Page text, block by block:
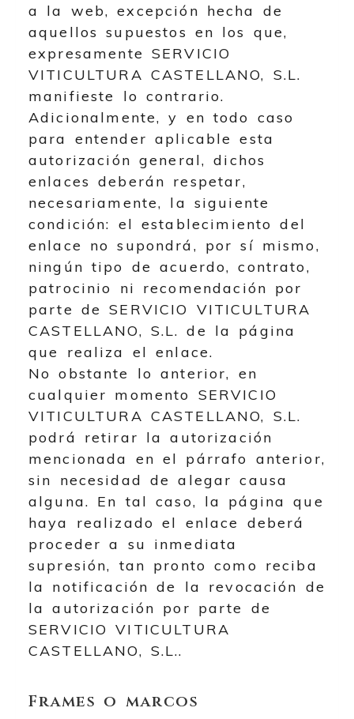
a la web, excepción hecha de
aquellos supuestos en los que,
expresamente SERVICIO
VITICULTURA CASTELLANO, S.L.
manifieste lo contrario.
Adicionalmente, y en todo caso
para entender aplicable esta
autorización general, dichos
enlaces deberán respetar,
necesariamente, la siguiente
condición: el establecimiento del
enlace no supondrá, por sí mismo,
ningún tipo de acuerdo, contrato,
patrocinio ni recomendación por
parte deSERVICIO VITICULTURA
CASTELLANO, S.L. de la página
que realiza el enlace.
No obstante lo anterior, en
cualquier momento SERVICIO
VITICULTURA CASTELLANO, S.L.
podrá retirar la autorización
mencionada en el párrafo anterior,
sin necesidad de alegar causa
alguna. En tal caso, la página que
haya realizado el enlace deberá
proceder a su inmediata
supresión, tan pronto como reciba
la notificación de la revocación de
la autorización por parte de
SERVICIO VITICULTURA
CASTELLANO, S.L..
Frames o marcos